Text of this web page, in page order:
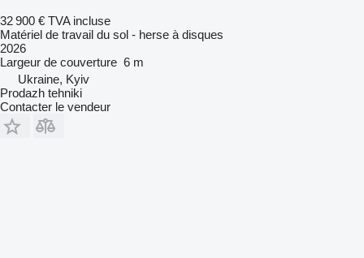
32 900 € TVA incluse
Matériel de travail du sol - herse à disques
2026
Largeur de couverture 6 m
Ukraine, Kyiv
Prodazh tehniki
Contacter le vendeur